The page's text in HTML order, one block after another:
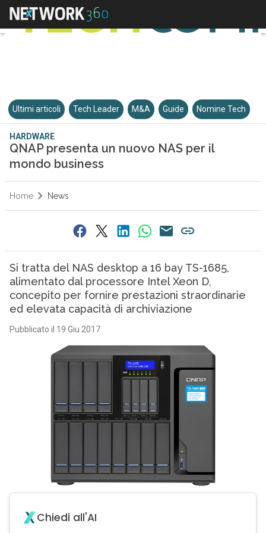
Ultimi articoli Tech Leader M&A Guide Nomine Tech
HARDWARE
QNAP presenta un nuovo NAS per il
mondo business
Home News
Si tratta del NAS desktop a 16 bay TS-1685,
alimentato dal processore Intel Xeon D,
concepito per fornire prestazioni straordinarie
ed elevata capacità di archiviazione
Pubblicato il 19 Giu 2017
Chiedi all'AI